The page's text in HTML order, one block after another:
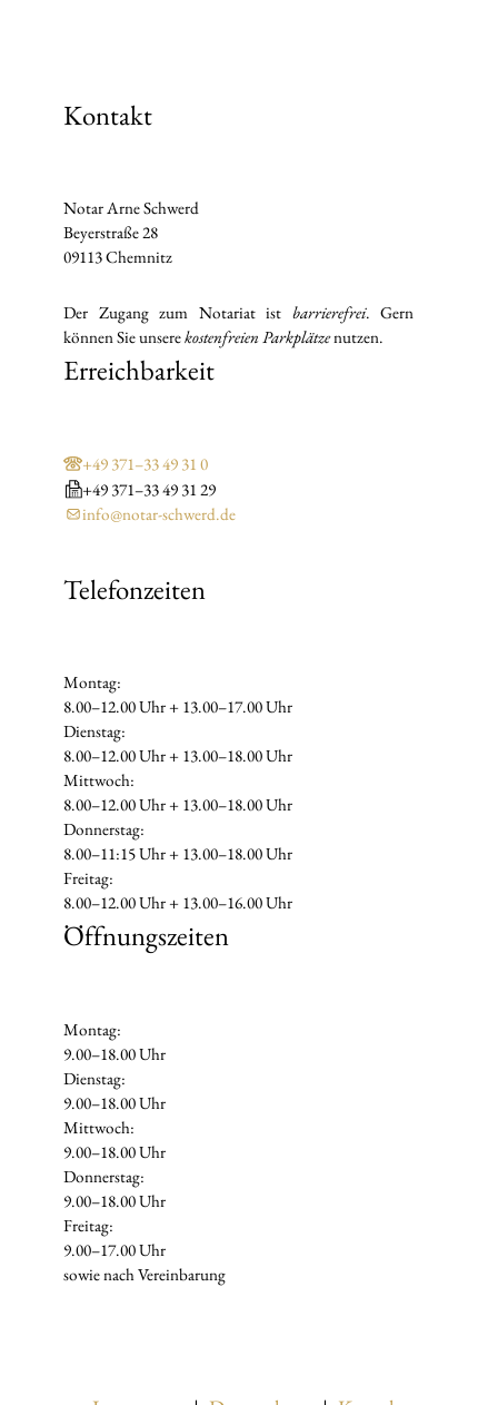
Kontakt
Notar Arne Schwerd
Beyerstraße 28
09113 Chemnitz
Der Zugang zum Notariat ist barrierefrei. Gern
können Sie unserekostenfreien Parkplätzenutzen.
Erreichbarkeit
+49 371–33 49 31 0
+49 371–33 49 31 29
info@notar-schwerd.de
Telefonzeiten
Montag:
8.00–12.00 Uhr + 13.00–17.00 Uhr
Dienstag:
8.00–12.00 Uhr + 13.00–18.00 Uhr
Mittwoch:
8.00–12.00 Uhr + 13.00–18.00 Uhr
Donnerstag:
8.00–11:15 Uhr + 13.00–18.00 Uhr
Freitag:
8.00–12.00 Uhr + 13.00–16.00 Uhr
Öffnungszeiten
Montag:
9.00–18.00 Uhr
Dienstag:
9.00–18.00 Uhr
Mittwoch:
9.00–18.00 Uhr
Donnerstag:
9.00–18.00 Uhr
Freitag:
9.00–17.00 Uhr
sowie nach Vereinbarung